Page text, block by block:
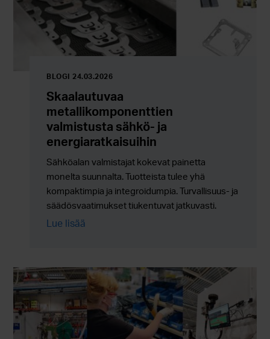
BLOGI 24.03.2026
Skaalautuvaa
metallikomponenttien
valmistusta sähkö- ja
energiaratkaisuihin
Sähköalan valmistajat kokevat painetta
monelta suunnalta. Tuotteista tulee yhä
kompaktimpia ja integroidumpia. Turvallisuus- ja
säädösvaatimukset tiukentuvat jatkuvasti.
Ympäristöön liittyvät kestävyystavoitteet eivät
monimutkaisuutta.
Lue lisää